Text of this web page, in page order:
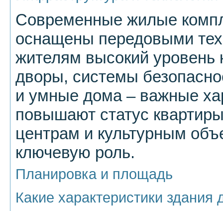
Современные жилые
оснащены передовыми
жителям высокий
дворы, системы
и умные дома – важные
повышают статус
центрам и культурным
ключевую роль.
Планировка и площадь
Какие характеристики